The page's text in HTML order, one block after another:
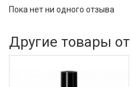
Пока нет ни одного отзыва
Другие товары от